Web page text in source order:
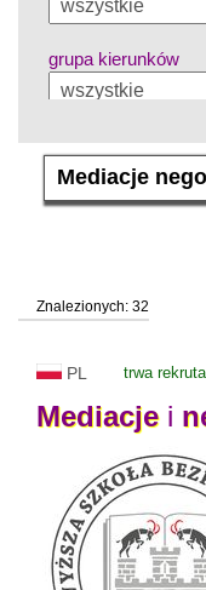
grupa kierunków
język
status uczelni
Znalezionych: 32
PL trwa
Mediacjei